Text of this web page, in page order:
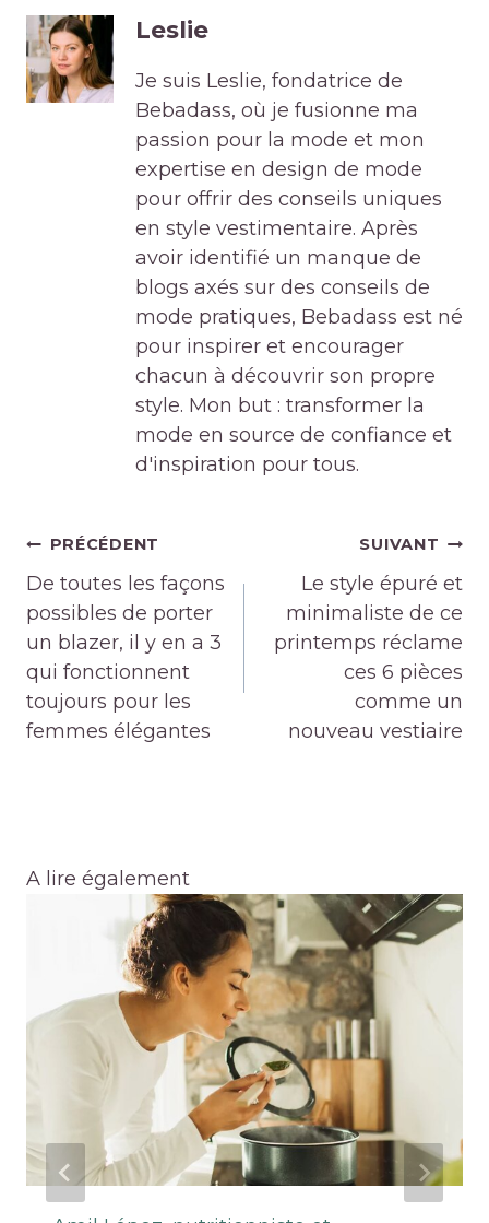
Leslie
Je suis Leslie, fondatrice de
Bebadass, où je fusionne ma
passion pour la mode et mon
expertise en design de mode
pour offrir des conseils uniques
en style vestimentaire. Après
avoir identifié un manque de
blogs axés sur des conseils de
mode pratiques, Bebadass est né
pour inspirer et encourager
chacun à découvrir son propre
style. Mon but : transformer la
mode en source de confiance et
d'inspiration pour tous.
Navigation
de
l’article
PRÉCÉDENT
De toutes les façons
possibles de porter
un blazer, il y en a 3
qui fonctionnent
toujours pour les
femmes élégantes
SUIVANT
Le style épuré et
minimaliste de ce
printemps réclame
ces 6 pièces
comme un
nouveau vestiaire
A lire également